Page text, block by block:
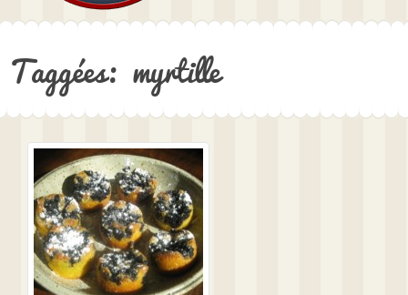
Taggées: myrtille